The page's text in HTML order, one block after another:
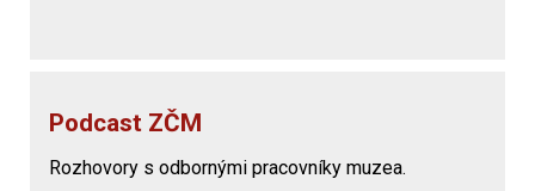
Podcast ZČM
Rozhovory s odbornými pracovníky muzea.